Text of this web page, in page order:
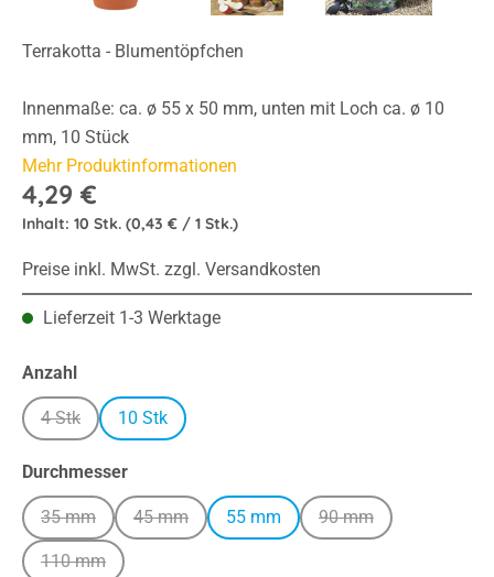
Terrakotta - Blumentöpfchen
Innenmaße: ca. ø 55 x 50 mm, unten mit Loch ca. ø 10
mm, 10 Stück
Mehr Produktinformationen
4,29 €
Inhalt: 10 Stk. (0,43 € / 1 Stk.)
Preise inkl. MwSt. zzgl. Versandkosten
Lieferzeit 1-3 Werktage
Anzahlauswählen
4 Stk(Diese Option ist zurzeit nicht verfügbar.)
10 Stk
Durchmesserauswählen
35 mm(Diese Option ist zurzeit nicht verfügbar.)
45 mm(Diese Option ist zurzeit nicht verfügbar.)
55 mm 90 mm(Diese Option ist
110 mm(Diese Option ist zurzeit nicht verfügbar.)